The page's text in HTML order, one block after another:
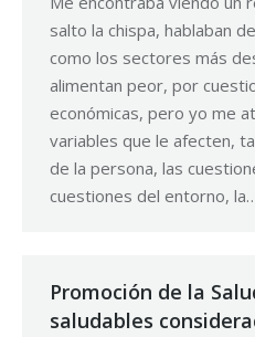
salto la chispa, hablaban
como los sectores más
alimentan peor, por
económicas, pero yo me
variables que le afecten,
de la persona, las
cuestiones del entorno,
Promoción de la
saludables